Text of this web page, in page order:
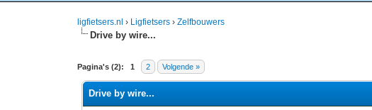
ligfietsers.nl › Ligfietsers ›Zelfbouwers
Drive by wire...
Pagina's (2): 1 2 Volgende »
0 stemmen - gemiddelde waardering is 0
1
2
3
4
5
Drive by wire...